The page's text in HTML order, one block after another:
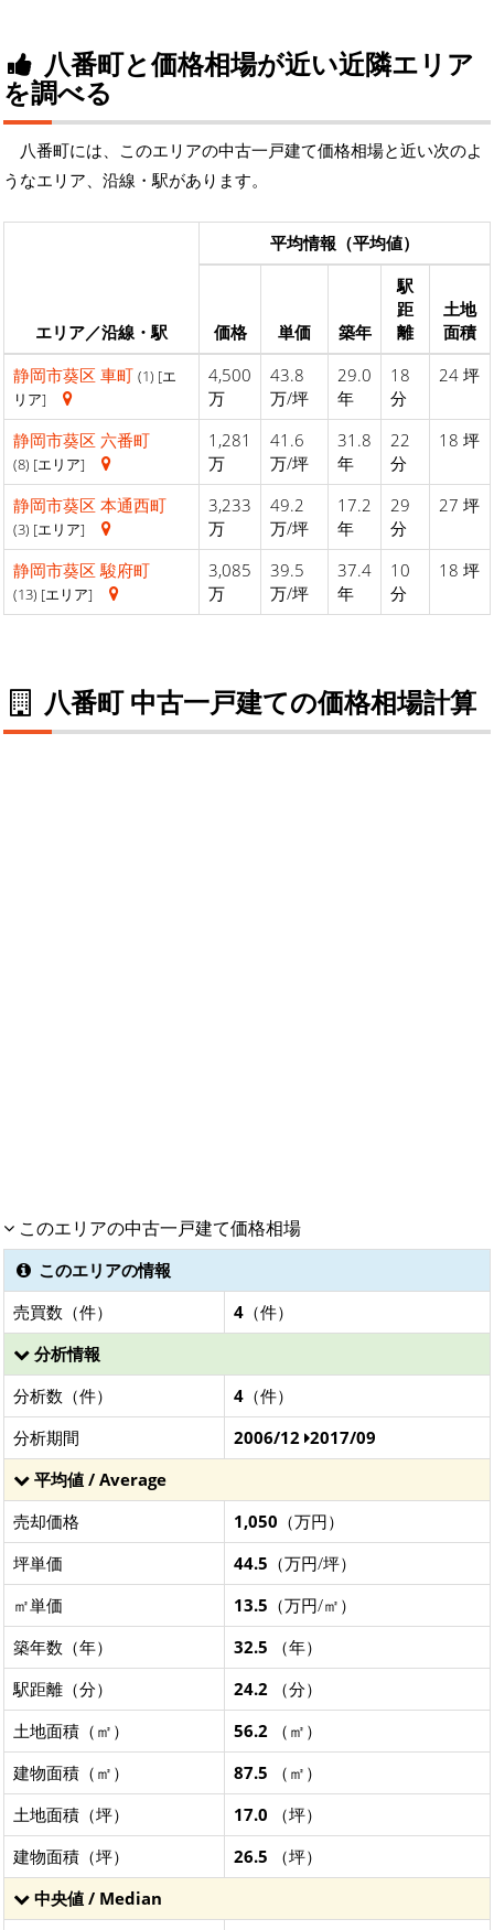
八番町と価格相場が近い近隣エリア
を調べる
八番町には、このエリアの中古一戸建て価格相場と近い次のよ
うなエリア、沿線・駅があります。
エリア／沿線・駅
平均情報（平均値）
価格 単価 築年
駅
距
離
土地
面積
静岡市葵区 車町 (1) [エ
リア]
4,500
万
43.8
万/坪
29.0
年
18
分
24 坪
静岡市葵区 六番町
(8) [エリア]
1,281
万
41.6
万/坪
31.8
年
22
分
18 坪
静岡市葵区 本通西町
(3) [エリア]
3,233
万
49.2
万/坪
17.2
年
29
分
27 坪
静岡市葵区 駿府町
(13) [エリア]
3,085
万
39.5
万/坪
37.4
年
10
分
18 坪
八番町 中古一戸建ての価格相場計算
このエリアの中古一戸建て価格相場
このエリアの情報
売買数（件）
4 （件）
分析情報
分析数（件）
4 （件）
分析期間
2006/12 2017/09
平均値 / Average
売却価格
1,050 （万円）
坪単価
44.5 （万円/坪）
㎡単価
13.5 （万円/㎡）
築年数（年）
32.5 （年）
駅距離（分）
24.2 （分）
土地面積（㎡）
56.2 （㎡）
建物面積（㎡）
87.5 （㎡）
土地面積（坪）
17.0 （坪）
建物面積（坪）
26.5 （坪）
中央値 / Median